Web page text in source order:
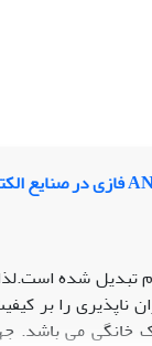
تبدیل شده
ناپذیری را بر
خانگی می باشد.